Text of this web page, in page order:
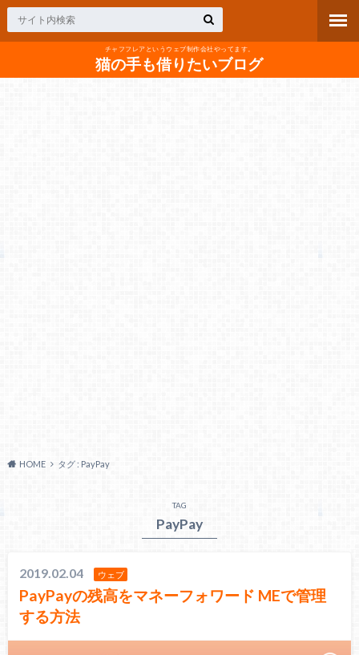
チャフフレアというウェブ制作会社やってます。
猫の手も借りたいブログ
HOME タグ : PayPay
TAG
PayPay
2019.02.04 ウェブ
PayPayの残高をマネーフォワード MEで管理
する方法